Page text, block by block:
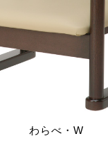
わらべ・W